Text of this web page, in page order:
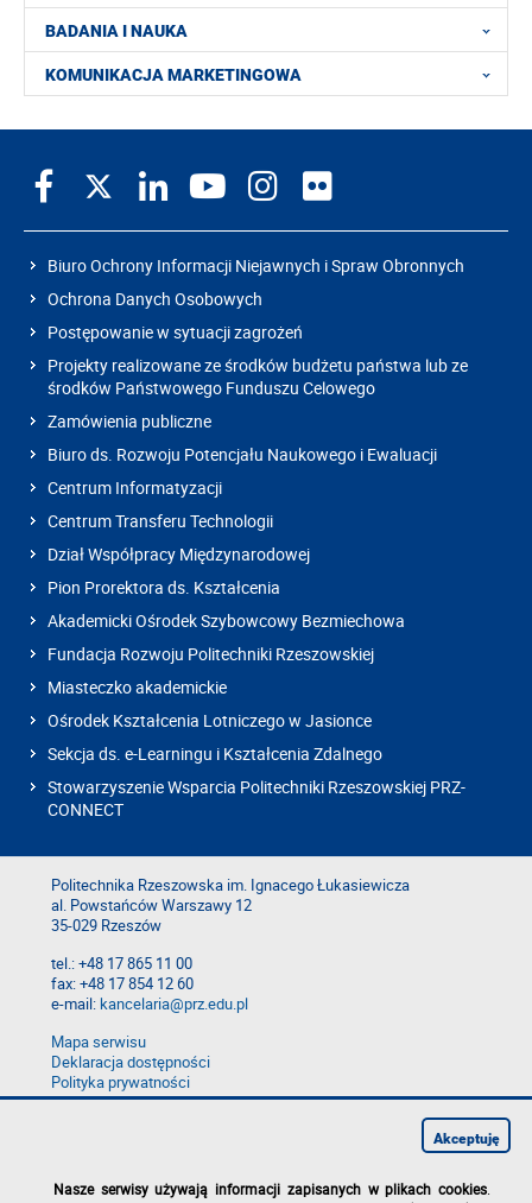
BADANIA I NAUKA
KOMUNIKACJA MARKETINGOWA
Biuro Ochrony Informacji Niejawnych i Spraw Obronnych
Ochrona Danych Osobowych
Postępowanie w sytuacji zagrożeń
Projekty realizowane ze środków budżetu państwa lub ze
środków Państwowego Funduszu Celowego
Zamówienia publiczne
Biuro ds. Rozwoju Potencjału Naukowego i Ewaluacji
Centrum Informatyzacji
Centrum Transferu Technologii
Dział Współpracy Międzynarodowej
Pion Prorektora ds. Kształcenia
Akademicki Ośrodek Szybowcowy Bezmiechowa
Fundacja Rozwoju Politechniki Rzeszowskiej
Miasteczko akademickie
Ośrodek Kształcenia Lotniczego w Jasionce
Sekcja ds. e-Learningu i Kształcenia Zdalnego
Stowarzyszenie Wsparcia Politechniki Rzeszowskiej PRZ-
CONNECT
Politechnika Rzeszowska im. Ignacego Łukasiewicza
al. Powstańców Warszawy 12
35-029 Rzeszów
tel.: +48 17 865 11 00
fax: +48 17 854 12 60
e-mail:kancelaria@prz.edu.pl
Mapa serwisu
Deklaracja dostępności
Polityka prywatności
Zgłoś błąd na stronie
Nasze serwisy używają informacji zapisanych w plikach cookies
Akceptuję